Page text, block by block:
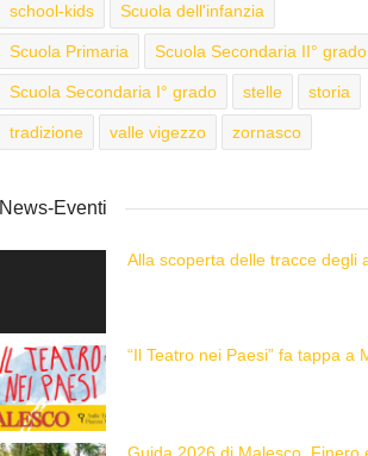
school-kids Scuola dell'infanzia
Scuola Primaria Scuola Secondaria II° grado
Scuola Secondaria I° grado stelle storia
tradizione valle vigezzo zornasco
News-Eventi